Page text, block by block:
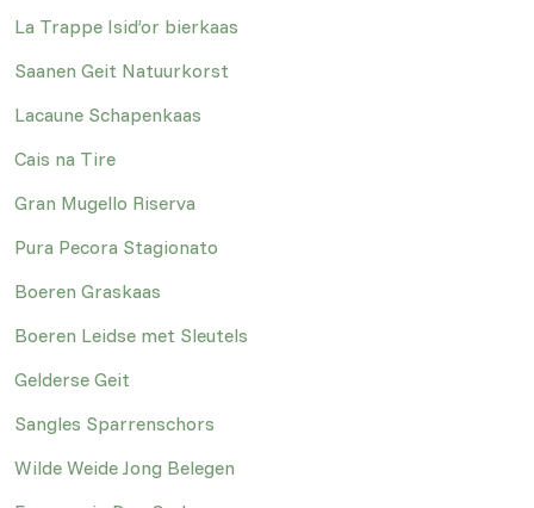
La Trappe Isid’or bierkaas
Saanen Geit Natuurkorst
Lacaune Schapenkaas
Cais na Tire
Gran Mugello Riserva
Pura Pecora Stagionato
Boeren Graskaas
Boeren Leidse met Sleutels
Gelderse Geit
Sangles Sparrenschors
Wilde Weide Jong Belegen